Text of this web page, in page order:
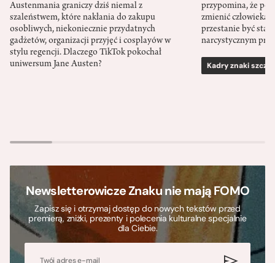
Austenmania graniczy dziś niemal z
szaleństwem, które nakłania do zakupu
osobliwych, niekoniecznie przydatnych
gadżetów, organizacji przyjęć i cosplayów w
stylu regencji. Dlaczego TikTok pokochał
uniwersum Jane Austen?
przypomina, że
zmienić człowieka
przestanie być
narcystycznym
Kadry znaki
Newsletterowicze Znaku nie mają FOMO
Zapisz się i otrzymaj dostęp do nowych tekstów przed
premierą, zniżki, prezenty i polecenia kulturalne specjalnie
dla Ciebie.